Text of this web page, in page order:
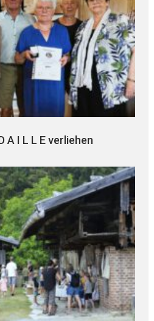
A I L L E verliehen